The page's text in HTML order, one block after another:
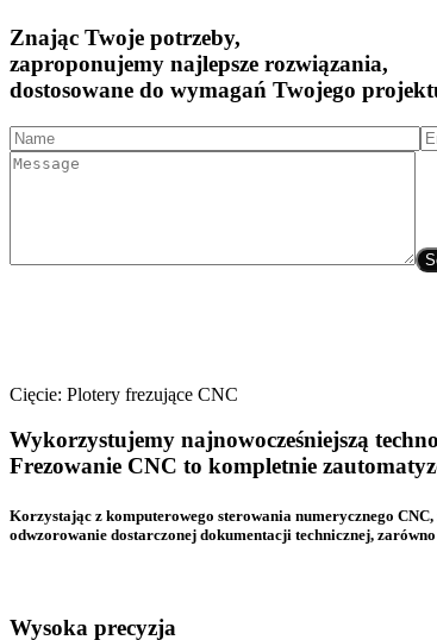
Znając Twoje potrzeby,
zaproponujemy najlepsze rozwiązania,
dostosowane do wymagań Twojego
Cięcie: Plotery frezujące CNC
Wykorzystujemy najnowocześniejszą
Frezowanie CNC to kompletnie
Korzystając z komputerowego sterowania numerycznego
odwzorowanie dostarczonej dokumentacji technicznej,
Wysoka precyzja